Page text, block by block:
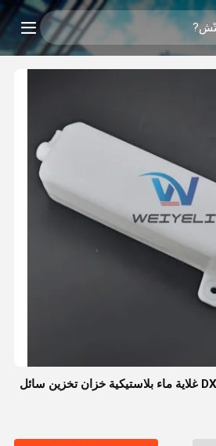
حفارة DX55-9C DX60-9C غلاية ماء بلاستيكية خزان تخزين سائل